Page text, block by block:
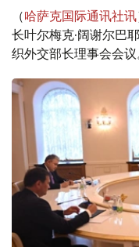
（哈萨克国际通讯社讯
长叶尔梅克·阔谢尔巴
织外交部长理事会会议